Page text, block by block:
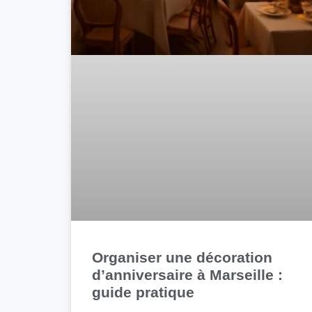
Organiser une décoration
d’anniversaire à Marseille :
guide pratique